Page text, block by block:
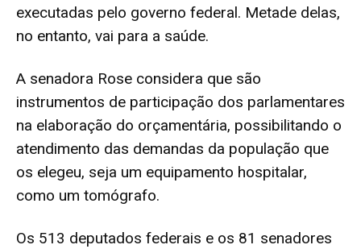
executadas pelo governo federal. Metade delas,
no entanto, vai para a saúde.
A senadora Rose considera que são
instrumentos de participação dos parlamentares
na elaboração do orçamentária, possibilitando o
atendimento das demandas da população que
os elegeu, seja um equipamento hospitalar,
como um tomógrafo.
Os 513 deputados federais e os 81 senadores